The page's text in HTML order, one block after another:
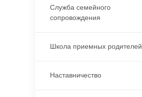
Служба семейного
сопровождения
Школа приемных родителей
Наставничество